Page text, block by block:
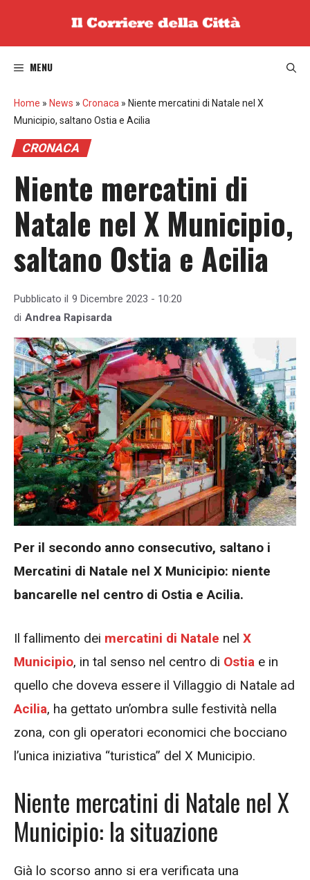
MENU
Home » News » Cronaca » Niente mercatini di Natale nel X
Municipio, saltano Ostia e Acilia
CRONACA
Niente mercatini di
Natale nel X Municipio,
saltano Ostia e Acilia
Pubblicato il 9 Dicembre 2023 - 10:20
di Andrea Rapisarda
Per il secondo anno consecutivo, saltano i
Mercatini di Natale nel X Municipio: niente
bancarelle nel centro di Ostia e Acilia.
Il fallimento dei mercatini di Natale nel X
Municipio, in tal senso nel centro di Ostia e in
quello che doveva essere il Villaggio di Natale ad
Acilia, ha gettato un’ombra sulle festività nella
zona, con gli operatori economici che bocciano
l’unica iniziativa “turistica” del X Municipio.
Niente mercatini di Natale nel X
Municipio: la situazione
Già lo scorso anno si era verificata una